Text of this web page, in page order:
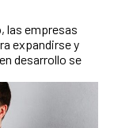
las empresas
expandirse y
desarrollo se